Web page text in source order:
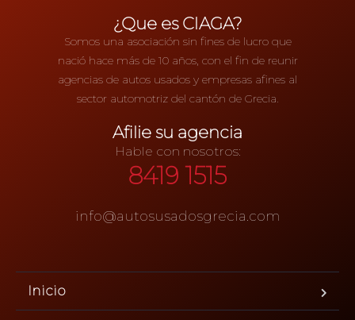
¿Que es CIAGA?
Somos una asociación sin fines de lucro que
nació hace más de 10 años, con el fin de reunir
agencias de autos usados y empresas afines al
sector automotriz del cantón de Grecia.
Afilie su agencia
Hable con nosotros:
8419 1515
info@autosusadosgrecia.com
Inicio